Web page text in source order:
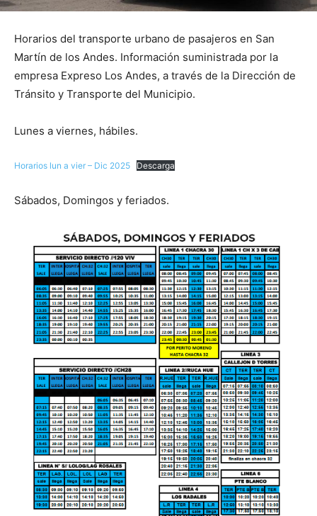
Horarios del transporte urbano de pasajeros en San
Martín de los Andes. Información suministrada por la
empresa Expreso Los Andes, a través de la Dirección de
Tránsito y Transporte del Municipio.
Lunes a viernes, hábiles.
Horarios lun a vier – Dic 2025 Descarga
Sábados, Domingos y feriados.